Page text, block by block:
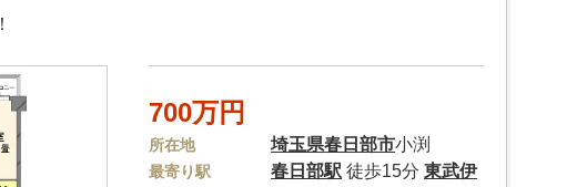
700万円
所在地 埼玉県春日部市小渕
最寄り駅 春日部駅 徒歩15分東武伊